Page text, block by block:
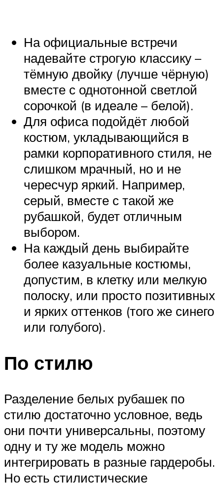
На официальные встречи
надевайте строгую классику –
тёмную двойку (лучше чёрную)
вместе с однотонной светлой
сорочкой (в идеале – белой).
Для офиса подойдёт любой
костюм, укладывающийся в
рамки корпоративного стиля, не
слишком мрачный, но и не
чересчур яркий. Например,
серый, вместе с такой же
рубашкой, будет отличным
выбором.
На каждый день выбирайте
более казуальные костюмы,
допустим, в клетку или мелкую
полоску, или просто позитивных
и ярких оттенков (того же синего
или голубого).
По стилю
Разделение белых рубашек по
стилю достаточно условное, ведь
они почти универсальны, поэтому
одну и ту же модель можно
интегрировать в разные гардеробы.
Но есть стилистические